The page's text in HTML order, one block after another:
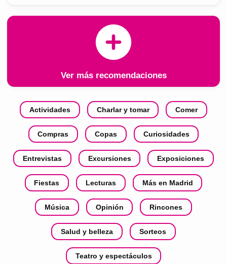
Ver más recomendaciones
Actividades Charlar y tomar Comer
Compras Copas Curiosidades
Entrevistas Excursiones Exposiciones
Fiestas Lecturas Más en Madrid
Música Opinión Rincones
Salud y belleza Sorteos
Teatro y espectáculos